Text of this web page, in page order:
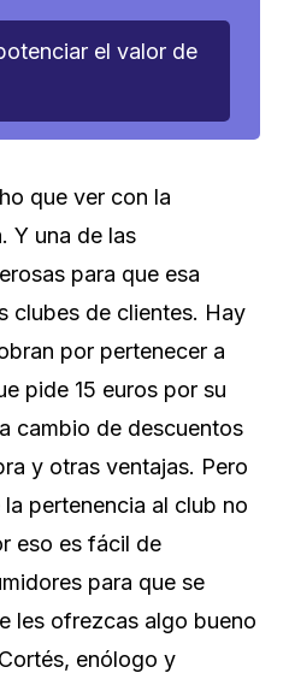
el valor de
que ver con la
Y una de las
para que esa
clubes de clientes. Hay
por pertenecer a
pide 15 euros por su
cambio de descuentos
y otras ventajas. Pero
pertenencia al club no
eso es fácil de
para que se
les ofrezcas algo bueno
enólogo y